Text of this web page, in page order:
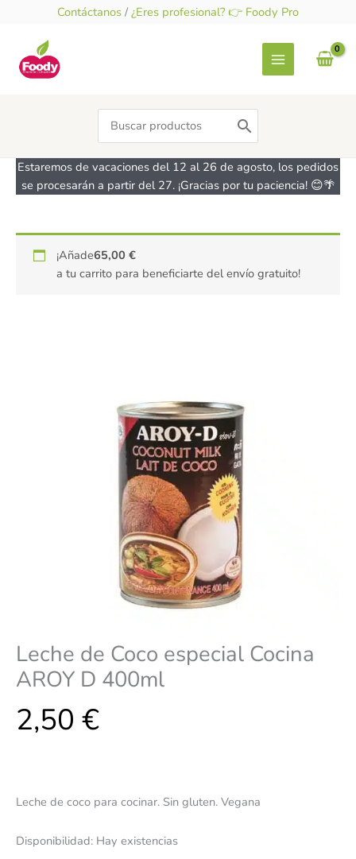
contenido
Contáctanos / ¿Eres profesional? 👉 Foody Pro
Search
for:
Estaremos de vacaciones del 12 al 26 de agosto, los pedidos
se procesarán a partir del 27. ¡Gracias por tu paciencia! 😊🌴
¡Añade65,00€
a tu carrito para beneficiarte del envío gratuito!
Leche de Coco especial Cocina
AROY D 400ml
2,50 €
Leche de coco para cocinar. Sin gluten. Vegana
Disponibilidad: Hay existencias
Leche
de